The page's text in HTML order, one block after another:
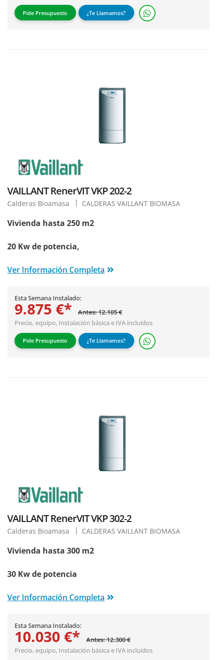
Pide Presupuesto ¿Te Llamamos?
VAILLANT RenerVIT VKP 202-2
Calderas Bioamasa CALDERAS VAILLANT BIOMASA
Vivienda hasta 250 m2
20 Kw de potencia,
Ver Información Completa
Esta Semana Instalado:
9.875 €*
Antes: 12.105 €
Precio, equipo, Instalación básicae IVA incluidos
Pide Presupuesto ¿Te Llamamos?
VAILLANT RenerVIT VKP 302-2
Calderas Bioamasa CALDERAS VAILLANT BIOMASA
Vivienda hasta 300 m2
30 Kw de potencia
Ver Información Completa
Esta Semana Instalado:
10.030 €*
Antes: 12.300 €
Precio, equipo, Instalación básicae IVA incluidos